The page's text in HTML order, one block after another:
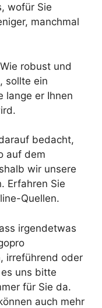
wofür Sie
manchmal
robust und
sollte ein
lange er Ihnen
bedacht,
auf dem
wir unsere
Erfahren Sie
Quellen.
irgendetwas
irreführend oder
uns bitte
für Sie da.
auch mehr